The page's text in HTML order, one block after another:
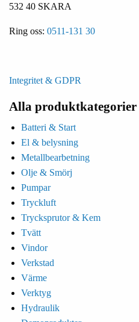
532 40 SKARA
Ring oss: 0511-131 30
Integritet & GDPR
Alla produktkategorier
Batteri & Start
El & belysning
Metallbearbetning
Olje & Smörj
Pumpar
Tryckluft
Trycksprutor & Kem
Tvätt
Vindor
Verkstad
Värme
Verktyg
Hydraulik